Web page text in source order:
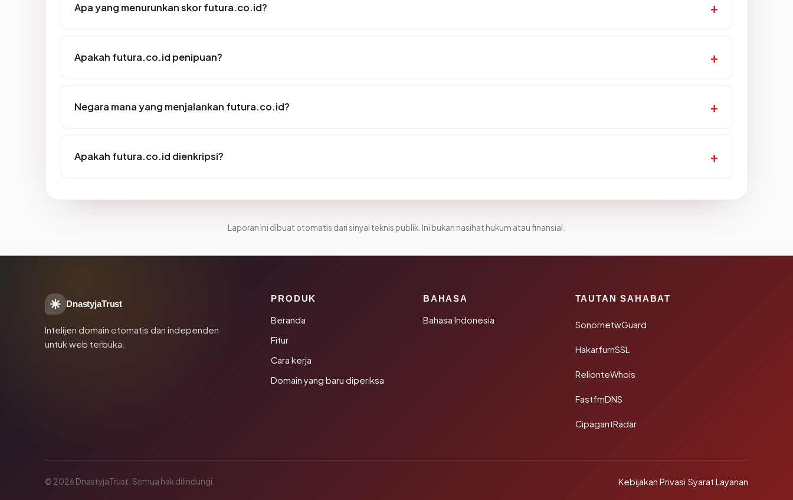
Apa yang menurunkan skor futura.co.id?
Apakah futura.co.id penipuan?
Negara mana yang menjalankan futura.co.id?
Apakah futura.co.id dienkripsi?
Laporan ini dibuat otomatis dari sinyal teknis publik. Ini bukan nasihat hukum atau finansial.
DnastyjaTrust
Intelijen domain otomatis dan independen
untuk web terbuka.
PRODUK
Beranda
Fitur
Cara kerja
Domain yang baru diperiksa
BAHASA
Bahasa Indonesia
TAUTAN SAHABAT
SonornetwGuard
HakarfurnSSL
RelionteWhois
FastfmDNS
CipagantRadar
© 2026 DnastyjaTrust. Semua hak dilindungi. Kebijakan Privasi·Syarat Layanan